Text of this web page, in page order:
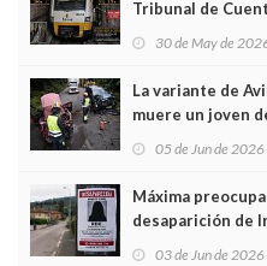
Tribunal de
sobrecoste de
30 de May de
La variante de
muere un joven
frontal
05 de Jun de 2026
Máxima
desaparición de
03 de Jun de 2026